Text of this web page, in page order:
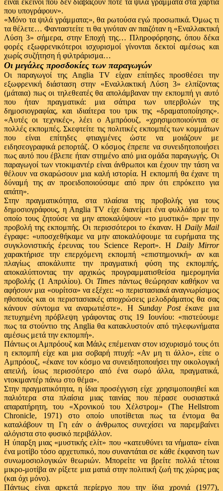
είναι εκείνοι που δεν διαβάζουν ποτέ τα ψιλά γράμματα στα χαρτιά
που υπογράφουν».
«Μόνο τα ψιλά γράμματα;», θα ρωτούσα εγώ προσωπικά. Όμως τι
τα θέλετε… Φανταστείτε τι θα γινόταν αν παιζόταν η «Εναλλακτική
Λύση 3» σήμερα, στην Εποχή της… Πληροφόρησης, όπου δέκα
φορές εξωφρενικότεροι ισχυρισμοί γίνονται δεκτοί αμέσως και
χωρίς συζήτηση ή φιλτράρισμα…
Οι μεγάλες προσδοκίες των παραγωγών
Οι παραγωγοί της Anglia TV είχαν επίτηδες προσθέσει την
εξωφρενική διάσταση στην «Εναλλακτική Λύση 3» ελπίζοντας
(μάταια) πως οι τηλεθεατές θα απολάμβαναν την εκπομπή γι αυτό
που ήταν πραγματικά: μια σάτιρα των υπερβολών της
δημοσιογραφίας, και ιδιαίτερα του τρικ της «δραματοποίησης».
«Αυτές οι τεχνικές», λέει ο Αμπρόουζ, «χρησιμοποιούνται σε
πολλές εκπομπές. Σκεφτείτε τις πολιτικές εκπομπές των κομμάτων
που είναι επίτηδες φτιαγμένες ώστε να μοιάζουν με
ειδησεογραφικά ρεπορτάζ. Ο κόσμος έπρεπε να συνειδητοποιήσει
πως αυτό που έβλεπε ήταν στημένο από μια ομάδα παραγωγής. Οι
παραγωγοί των ντοκιμαντέρ είναι άνθρωποι και έχουν την τάση να
θέλουν να σκαρώσουν μια καλή ιστορία. Η εκπομπή θα έχανε τη
δύναμή της αν προειδοποιούσαμε από πριν ότι επρόκειτο για
απάτη».
Στην πραγματικότητα, στα πλαίσια της προβολής για τους
δημοσιογράφους, η Anglia TV είχε διανείμει ένα φυλλάδιο με το
οποίο τους ζητούσε να μην αποκαλύψουν «το μυστικό» πριν την
προβολή της εκπομπής. Οι περισσότεροι το έκαναν. Η Daily Mail
έγραφε: «υποσχεθήκαμε να μην αποκαλύψουμε τα ευρήματα της
συγκλονιστικής έρευνας του Science Report». Η Daily Mirror
χαρακτήρισε την επερχόμενη εκπομπή «επιστημονική» αν και
πλαγίως αποκάλυπτε την πραγματική φύση της εκπομπής,
αποκαλύπτοντας την αρχικώς προγραμματισθείσα ημερομηνία
προβολής (1 Απριλίου). Οι Times πάντως θεώρησαν καθήκον να
αφήσουν μια «ουρίτσα» να εξέχει: «ο περιστασιακά αναγνωρίσιμος
ηθοποιός και οι περιστασιακές αποχρώσεις μελοδράματος θα σας
κάνουν σύντομα να αναρωτιέστε». Η Sunday Postέκανε μια
πετυχημένη πρόβλεψη γράφοντας στις 19 Ιουνίου: «πιστεύουμε
πως τα στούντιο της Anglia θα κατακλυστούν από τηλεφωνήματα
αμέσως μετά την εκπομπή».
Πάντως οι Αμπρόουζ και Μάιλς επέμειναν στον ισχυρισμό τους ότι
η εκπομπή είχε και μια σοβαρή πτυχή: «Αν μη τι άλλο», είπε ο
Αμπρόουζ, «έκανε τον κόσμο να συνειδητοποιήσει την οικολογική
απειλή, ίσως περισσότερο από ένα σωρό άλλα, πραγματικά,
ντοκιμαντέρ πάνω στο θέμα».
Στην πραγματικότητα, η ίδια προσέγγιση είχε χρησιμοποιηθεί και
παλιότερα στα πλαίσια μιας ταινίας που πέρασε ουσιαστικά
απαρατήρητη, του «Χρονικού του Χέλστρομ» (The Hellstrom
Chronicle, 1971) στο οποίο υποτίθεται πως τα έντομα θα
καταλάβουν τη Γη εάν ο άνθρωπος συνεχίσει να παρεμβαίνει
αλόγιστα στο φυσικό περιβάλλον.
Η ύπαρξη μιας «μυστικής ελίτ» που «κατευθύνει τα νήματα» είναι
ένα μοτίβο τόσο αρχετυπικό, που συναντάται σε κάθε έκφανση των
συνωμοσιολογικών θεωριών. Μπορείτε να βρείτε πολλά τέτοια
μικρο-μοτίβα αν ρίξετε μια ματιά στην πολιτική ζωή της χώρας μας
(και όχι μόνο).
Πάντως είναι αρκετά περίεργο που την ίδια χρονιά (1977),